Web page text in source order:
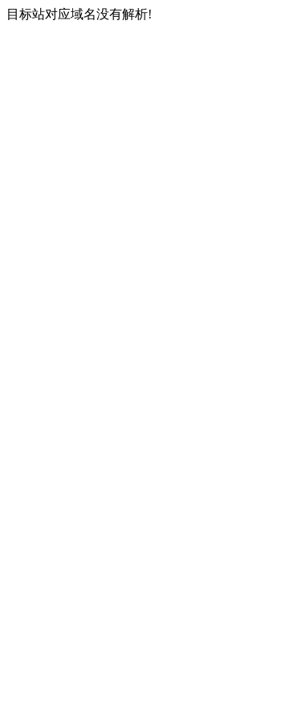
目标站对应域名没有解析!